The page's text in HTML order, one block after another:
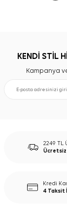
KENDİ STİL
Kampanya
2249 TL
Ücretsiz
Kredi
4 Taksit